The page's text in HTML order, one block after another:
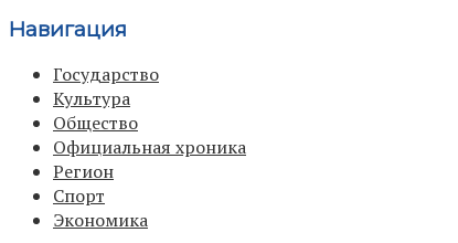
Навигация
Государство
Культура
Общество
Официальная хроника
Регион
Спорт
Экономика